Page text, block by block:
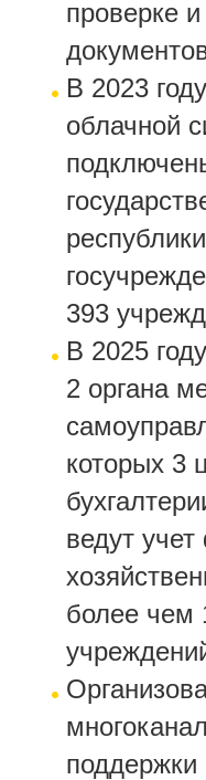
проверке
В 2023
облачной
393
В 2025
2 органа
которых 3
ведут
более чем
поддержки